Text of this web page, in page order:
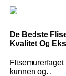
De Bedste
Kvalitet Og
kunnen og...